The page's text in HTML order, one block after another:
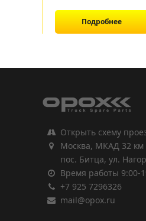
Подробнее
Открыть схему
Москва, МКАД 32 км
пос. Битца, ул.
Время работы 9:00-
+7 925 7296326
mail@opox.ru